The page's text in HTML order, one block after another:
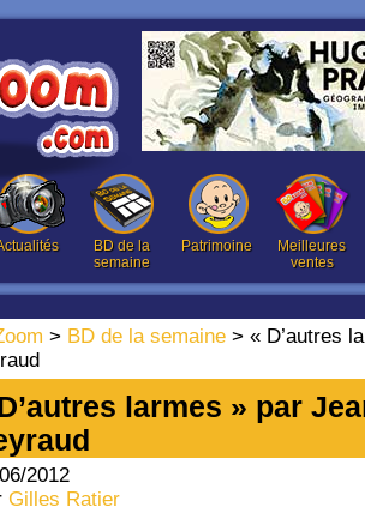
BD de la
semaine
Patrimoine
Meilleures
ventes
> BD de la semaine > « D’autres
larmes » par
2012
Gilles Ratier